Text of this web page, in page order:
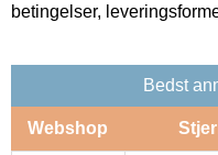
betingelser,
Bedst
Webshop